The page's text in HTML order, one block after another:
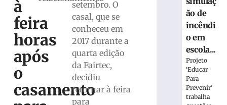
à
feira
horas
após
o
casamento
setembro. O
casal, que se
conheceu em
2017 durante a
quarta edição
da Fairtec,
decidiu
retornar à feira
para
mais
Trabalhador
morre
após
ão de
incêndi
o em
escola...
Projeto
‘Educar
Para
Prevenir’
trabalha